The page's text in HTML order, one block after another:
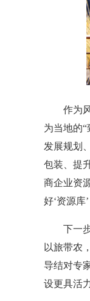
作为风
为当地的
发展规划
包装、提
商企业资
好‘资源库
下一步,
以旅带农
导结对专
设更具活